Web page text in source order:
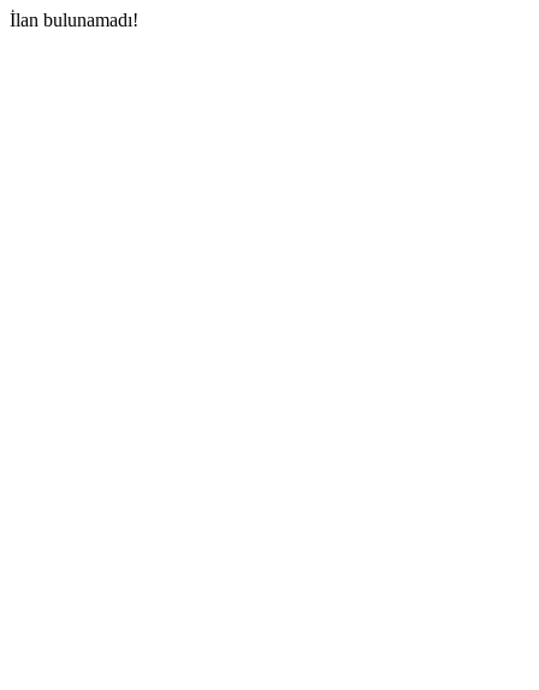
İlan bulunamadı!